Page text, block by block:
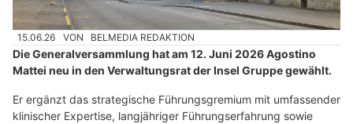
15.06.26 VON BELMEDIA REDAKTION
Die Generalversammlung hat am 12. Juni 2026 Agostino
Mattei neu in den Verwaltungsrat der Insel Gruppe gewählt.
Er ergänzt das strategische Führungsgremium mit umfassender
klinischer Expertise, langjähriger Führungserfahrung sowie